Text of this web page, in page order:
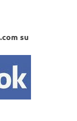
su